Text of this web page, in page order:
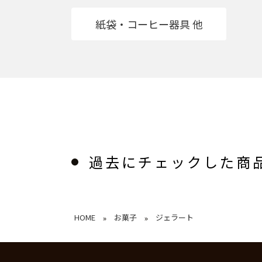
紙袋・コーヒー器具 他
過去にチェックした商
HOME » お菓子 » ジェラート